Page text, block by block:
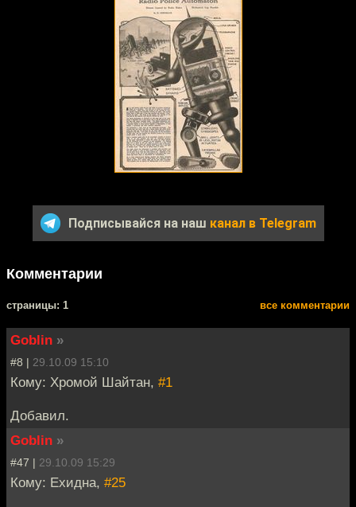
Подписывайся на наш канал в Telegram
Комментарии
cтраницы: 1 все комментарии
Goblin »
#8 | 29.10.09 15:10
Кому: Хромой Шайтан, #1
Добавил.
Goblin »
#47 | 29.10.09 15:29
Кому: Ехидна, #25